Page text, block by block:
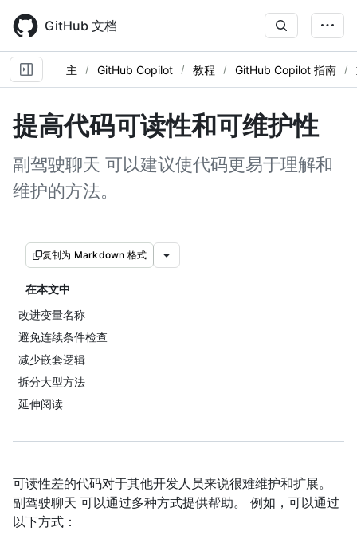
main
content
GitHub 文档
主 GitHub Copilot 教程 GitHub Copilot 指南
提高代码可读性和可维护性
副驾驶聊天 可以建议使代码更易于理解和
维护的方法。
复制为 Markdown 格式
在本文中
改进变量名称
避免连续条件检查
减少嵌套逻辑
拆分大型方法
延伸阅读
可读性差的代码对于其他开发人员来说很难维护和扩展。
副驾驶聊天 可以通过多种方式提供帮助。 例如，可以通过
以下方式：